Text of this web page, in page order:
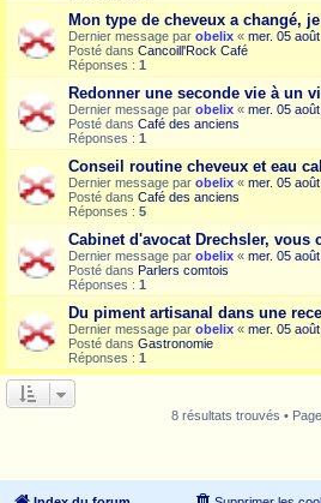
Mon type de cheveux a changé,
Dernier message par obelix « mer. 05
Posté dans Cancoill'Rock Café
Réponses : 1
Redonner une seconde vie à un
Dernier message par obelix « mer. 05
Posté dans Café des anciens
Réponses : 1
Conseil routine cheveux et eau
Dernier message par obelix « mer. 05
Posté dans Café des anciens
Réponses : 5
Cabinet d'avocat Drechsler, vous
Dernier message par obelix « mer. 05
Posté dans Parlers comtois
Réponses : 1
Du piment artisanal dans une
Dernier message par obelix « mer. 05
Posté dans Gastronomie
Réponses : 1
8 résultats trouvés • Page